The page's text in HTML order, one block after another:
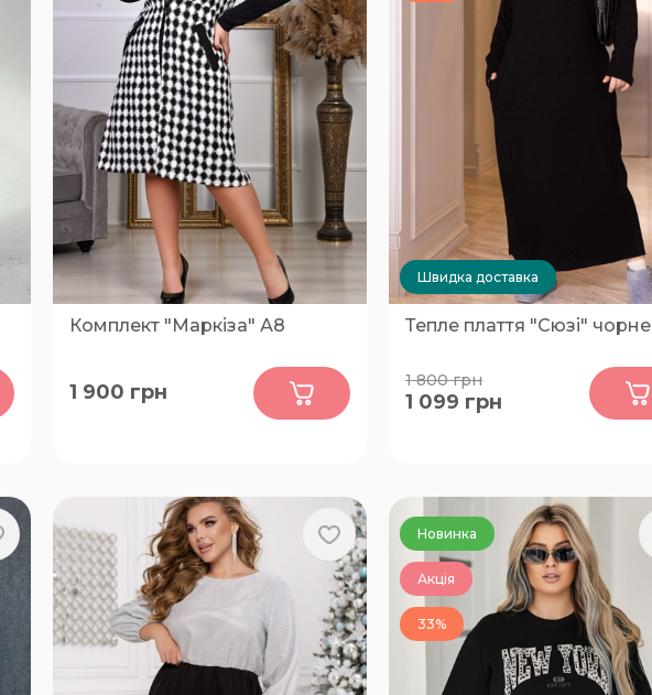
Комплект "Маркіза" А8
52, 54, 56, 58, 60, 62, 64, 66, 68, 70,
1 900 грн
Швидка доставка
Тепле плаття "Сюзі" чорне
50-52
1 800грн
1 099 грн
Новинка
Акція
33%